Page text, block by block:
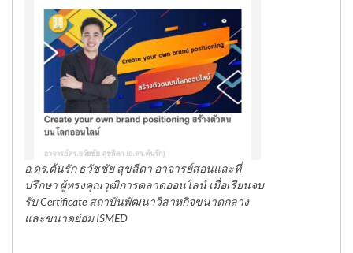
อ.ดร.ต้นรัก ธวัชชัย สุขสีดา อาจารย์สอนและที่
ปรึกษา ผู้ทรงคุณวุฒิการตลาดออนไลน์ เมื่อเรียนจบ
รับ Certificate สถาบันพัฒนาวิสาหกิจขนาดกลาง
และขนาดย่อม ISMED